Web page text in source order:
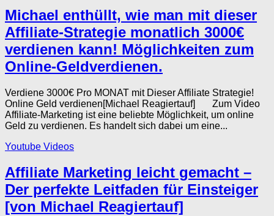
Michael enthüllt, wie man mit dieser
Affiliate-Strategie monatlich 3000€
verdienen kann! Möglichkeiten zum
Online-Geldverdienen.
Verdiene 3000€ Pro MONAT mit Dieser Affiliate Strategie!
Online Geld verdienen[Michael Reagiertauf] Zum Video
Affiliate-Marketing ist eine beliebte Möglichkeit, um online
Geld zu verdienen. Es handelt sich dabei um eine...
Youtube Videos
Affiliate Marketing leicht gemacht –
Der perfekte Leitfaden für Einsteiger
[von Michael Reagiertauf]